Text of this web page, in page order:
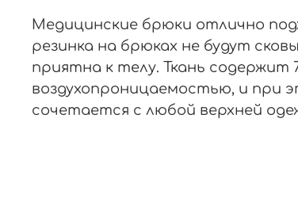
Медицинские брюки отлично
резинка на брюках не будут
приятна к телу. Ткань содержит
воздухопроницаемостью, и при
сочетается с любой верхней